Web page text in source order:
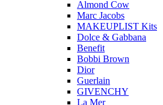
Almond Cow
Marc Jacobs
MAKEUPLIST Kits
Dolce & Gabbana
Benefit
Bobbi Brown
Dior
Guerlain
GIVENCHY
La Mer